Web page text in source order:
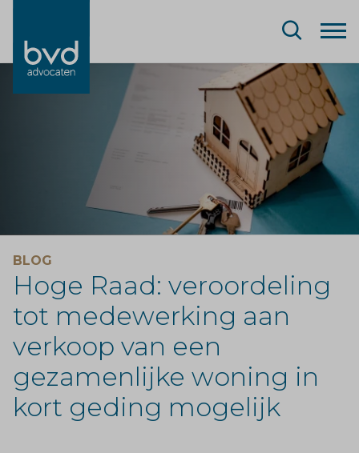
BLOG
Hoge Raad: veroordeling
tot medewerking aan
verkoop van een
gezamenlijke woning in
kort geding mogelijk